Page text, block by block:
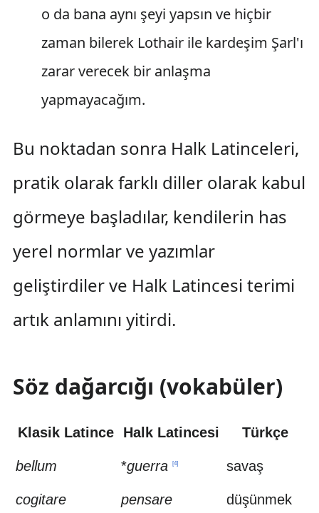
o da bana aynı şeyi yapsın ve hiçbir
zaman bilerek Lothair ile kardeşim Şarl'ı
zarar verecek bir anlaşma
yapmayacağım.
Bu noktadan sonra Halk Latinceleri,
pratik olarak farklı diller olarak kabul
görmeye başladılar, kendilerin has
yerel normlar ve yazımlar
geliştirdiler ve Halk Latincesi terimi
artık anlamını yitirdi.
Söz dağarcığı (vokabüler)
Klasik Latince Halk Latincesi Türkçe
bellum *guerra [4] savaş
cogitare pensare düşünmek